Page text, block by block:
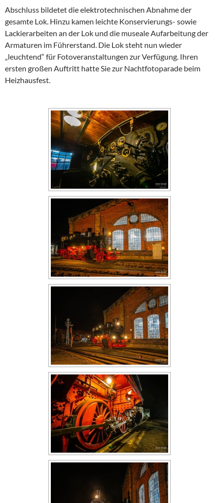
Abschluss bildetet die elektrotechnischen Abnahme der
gesamte Lok. Hinzu kamen leichte Konservierungs- sowie
Lackierarbeiten an der Lok und die museale Aufarbeitung der
Armaturen im Führerstand. Die Lok steht nun wieder
„leuchtend“ für Fotoveranstaltungen zur Verfügung. Ihren
ersten großen Auftritt hatte Sie zur Nachtfotoparade beim
Heizhausfest.